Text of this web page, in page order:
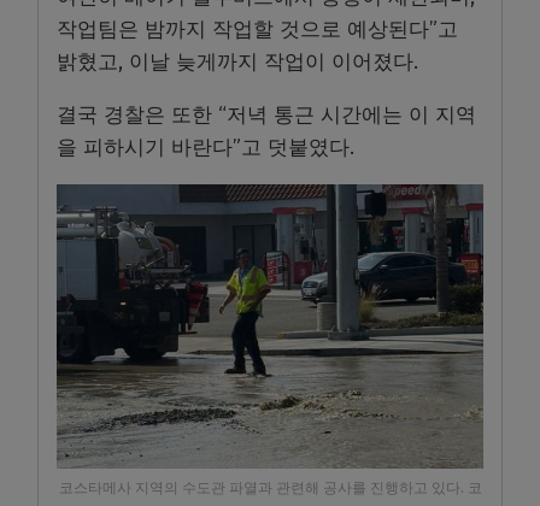
작업팀은 밤까지 작업할 것으로 예상된다”고
밝혔고, 이날 늦게까지 작업이 이어졌다.
결국 경찰은 또한 “저녁 통근 시간에는 이 지역
을 피하시기 바란다”고 덧붙였다.
코스타메사 지역의 수도관 파열과 관련해 공사를 진행하고 있다. 코